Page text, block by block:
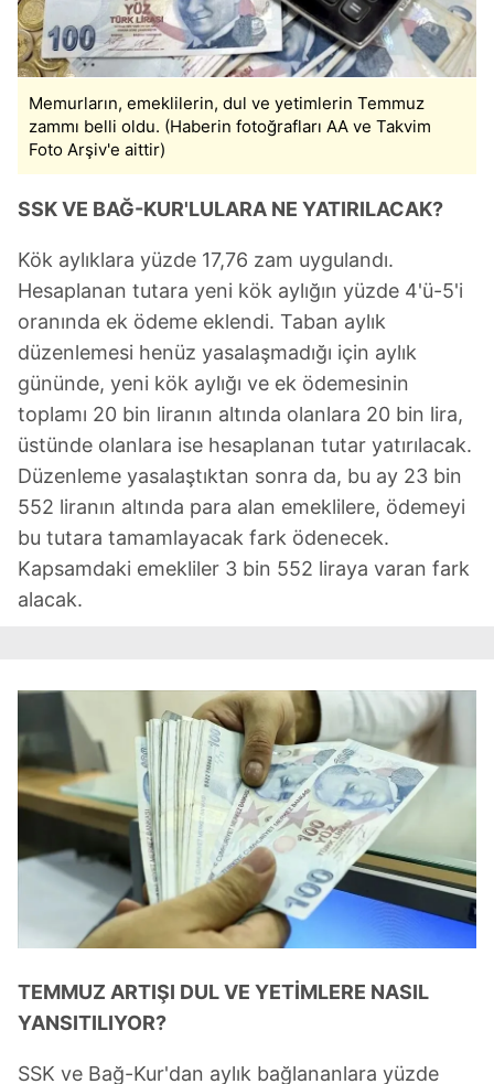
Memurların, emeklilerin, dul ve yetimlerin Temmuz
zammı belli oldu. (Haberin fotoğrafları AA ve Takvim
Foto Arşiv'e aittir)
SSK VE BAĞ-KUR'LULARA NE YATIRILACAK?
Kök aylıklara yüzde 17,76 zam uygulandı.
Hesaplanan tutara yeni kök aylığın yüzde 4'ü-5'i
oranında ek ödeme eklendi. Taban aylık
düzenlemesi henüz yasalaşmadığı için aylık
gününde, yeni kök aylığı ve ek ödemesinin
toplamı 20 bin liranın altında olanlara 20 bin lira,
üstünde olanlara ise hesaplanan tutar yatırılacak.
Düzenleme yasalaştıktan sonra da, bu ay 23 bin
552 liranın altında para alan emeklilere, ödemeyi
bu tutara tamamlayacak fark ödenecek.
Kapsamdaki emekliler 3 bin 552 liraya varan fark
alacak.
TEMMUZ ARTIŞI DUL VE YETİMLERE NASIL
YANSITILIYOR?
SSK ve Bağ-Kur'dan aylık bağlananlara yüzde